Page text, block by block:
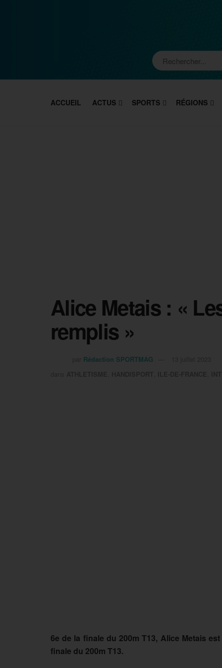
ACCUEIL ACTUS SPORTS RÉGIONS
Alice Metais : «
remplis »
Rédaction SPORTMAG
6e de la finale du 200m T13, Alice Metais
finale du 200m T13.